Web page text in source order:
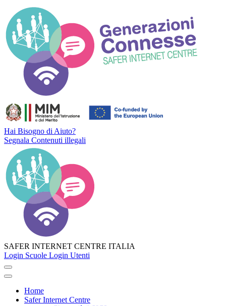
Hai Bisogno di Aiuto?
Segnala Contenuti illegali
SAFER INTERNET CENTRE ITALIA
Login Scuole Login Utenti
Home
Safer Internet Centre